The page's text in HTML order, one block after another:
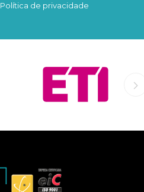
Política de privacidade